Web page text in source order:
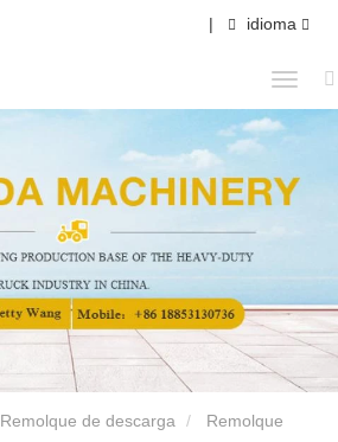
| idioma
Remolque de descarga